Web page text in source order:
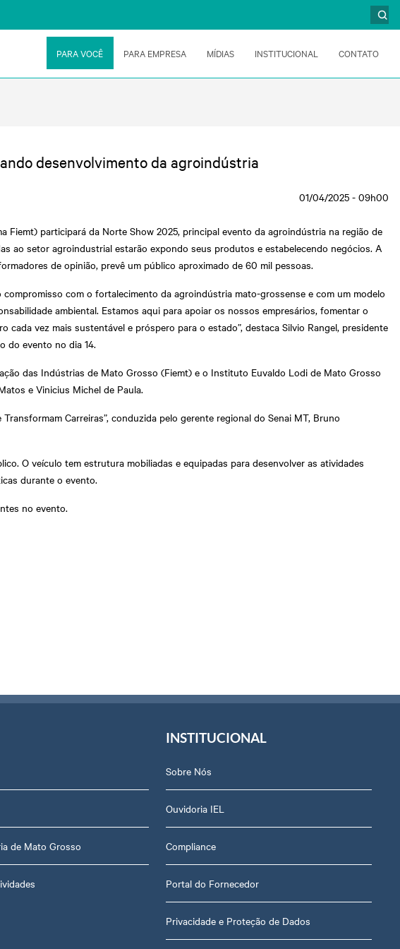
PARA VOCÊ PARA EMPRESA MÍDIAS INSTITUCIONAL CONTATO
desenvolvimento da agroindústria
01/04/2025 - 09h00
Fiemt) participará da Norte Show 2025, principal evento da agroindústria na região de
ao setor agroindustrial estarão expondo seus produtos e estabelecendo negócios. A
de opinião, prevê um público aproximado de 60 mil pessoas.
com o fortalecimento da agroindústria mato-grossense e com um modelo
ambiental. Estamos aqui para apoiar os nossos empresários, fomentar o
vez mais sustentável e próspero para o estado”, destaca Silvio Rangel, presidente
do evento no dia 14.
das Indústrias de Mato Grosso (Fiemt) e o Instituto Euvaldo Lodi de Mato Grosso
e Vinicius Michel de Paula.
Carreiras”, conduzida pelo gerente regional do Senai MT, Bruno
O veículo tem estrutura mobiliadas e equipadas para desenvolver as atividades
durante o evento.
no evento.
de Mato Grosso
INSTITUCIONAL
Sobre Nós
Ouvidoria IEL
Compliance
Portal do Fornecedor
Privacidade e Proteção de Dados